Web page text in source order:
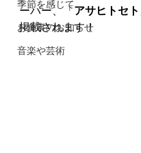
季節を感じて
お食事のお知らせ
音楽や芸術
ーパー、「アサヒトセト
掲載されます！